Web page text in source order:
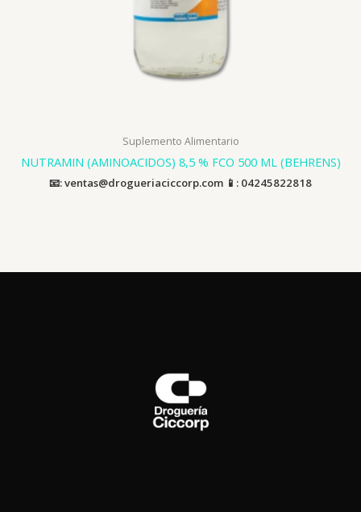
Suplemento Alimentario
NUTRAMIN (AMINOACIDOS) 8,5 % FCO 500 ML (BEHRENS)
📧: ventas@drogueriaciccorp.com 📱: 04245822818